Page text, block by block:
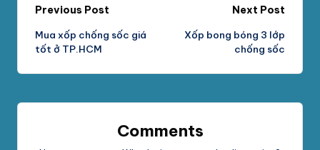
Post
navigation
Previous Post
Mua xốp chống sốc giá
tốt ở TP.HCM
Next Post
Xốp bong bóng 3 lớp
chống sốc
Comments